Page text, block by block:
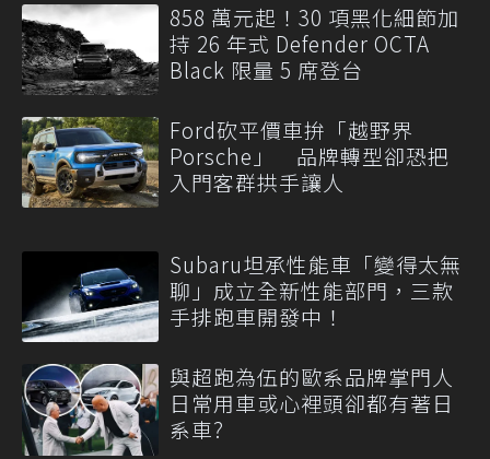
858 萬元起！30 項黑化細節加
持 26 年式 Defender OCTA
Black 限量 5 席登台
Ford砍平價車拚「越野界
Porsche」 品牌轉型卻恐把
入門客群拱手讓人
Subaru坦承性能車「變得太無
聊」成立全新性能部門，三款
手排跑車開發中！
與超跑為伍的歐系品牌掌門人
日常用車或心裡頭卻都有著日
系車?